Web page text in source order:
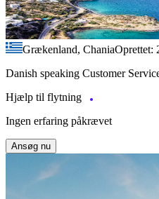
Grækenland, ChaniaOprettet:
Danish speaking Customer
Hjælp til flytning
Ingen erfaring påkrævet
Ansøg nu